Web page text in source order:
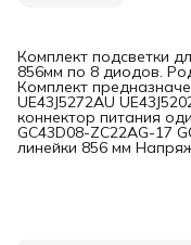
Комплект подсветки
856мм по 8 диодов.
Комплект
UE43J5272AU
коннектор питания
GC43D08-ZC22AG-17
линейки 856 мм